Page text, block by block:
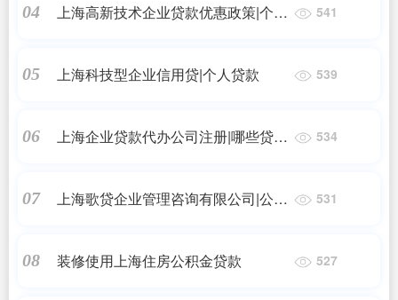
04
上海高新技术企业贷款优惠政策|个人
541
05 上海科技型企业信用贷|个人贷款 539
06
上海企业贷款代办公司注册|哪些贷款
534
07
上海歌贷企业管理咨询有限公司|公司
531
08 装修使用上海住房公积金贷款 527